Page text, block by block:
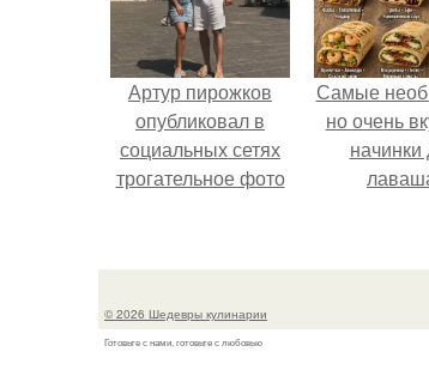
Артур пирожков
опубликовал в
социальных сетях
трогательное фото
сделанное во
путешествия в
Италию.
Самые
но очень
начинки
© 2026 Шедевры кулинарии
Готовьте с нами, готовьте с любовью